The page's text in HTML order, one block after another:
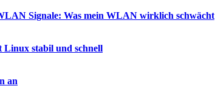
Signale: Was mein WLAN wirklich schwächt
Linux stabil und schnell
an